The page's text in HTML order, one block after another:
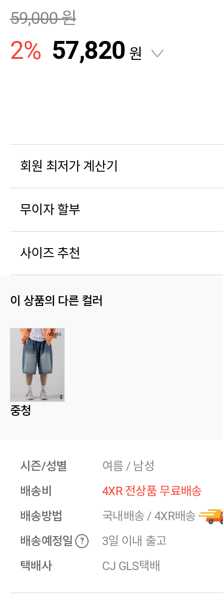
59,000원
2% 57,820 원
회원 최저가 계산기
무이자 할부
사이즈 추천
이 상품의 다른 컬러
중청
시즌/성별
여름 / 남성
배송비
4XR 전상품 무료배송
배송방법
국내배송 / 4XR배송
배송예정일
?
3일 이내 출고
택배사
CJ GLS택배